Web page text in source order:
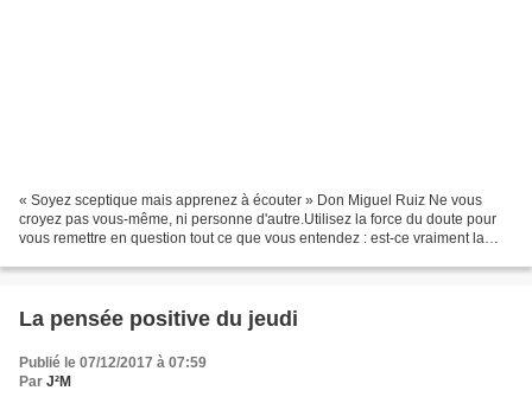
« Soyez sceptique mais apprenez à écouter » Don Miguel Ruiz Ne vous
croyez pas vous-même, ni personne d'autre.Utilisez la force du doute pour
vous remettre en question tout ce que vous entendez : est-ce vraiment la
La pensée positive du jeudi
Publié le 07/12/2017 à 07:59
Par J²M